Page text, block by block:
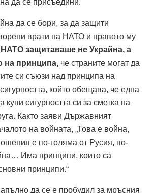
да се бори, за да защити
врати на НАТО и правото му
НАТО защитаваше не Украйна, а
на принципа, че страните могат да
си съюзи над принципа на
който обещава, че една
сигурността си за сметка на
Както заяви Държавният
на войната, „Това е война,
е по-голяма от Русия, по-
Има принципи, които са
принципи.“
да се е пробудил за мръсния